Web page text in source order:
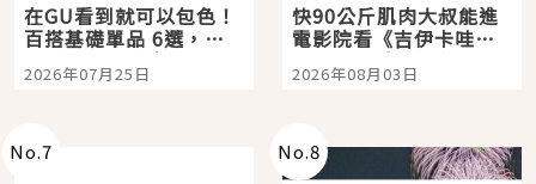
在GU看到就可以包色！
百搭基礎單品 6選，閉
眼全收也不心疼
2026年07月25日
快90公斤肌肉大叔能進
電影院看《吉伊卡哇》
嗎？日本重金屬樂團
「打首」會長與nagano
2026年08月03日
No.7 No.8